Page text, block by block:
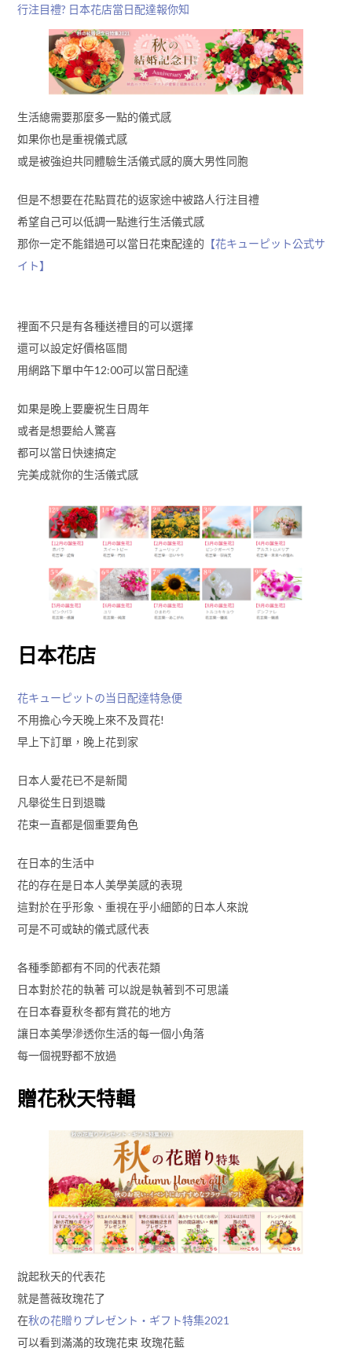
行注目禮? 日本花店當日配達報你知
生活總需要那麼多一點的儀式感
如果你也是重視儀式感
或是被強迫共同體驗生活儀式感的廣大男性同胞
但是不想要在花點買花的返家途中被路人行注目禮
希望自己可以低調一點進行生活儀式感
那你一定不能錯過可以當日花束配達的 【花キューピット公式サ
イト】
裡面不只是有各種送禮目的可以選擇
還可以設定好價格區間
用網路下單中午12:00可以當日配達
如果是晚上要慶祝生日周年
或者是想要給人驚喜
都可以當日快速搞定
完美成就你的生活儀式感
日本花店
花キューピットの当日配達特急便
不用擔心今天晚上來不及買花!
早上下訂單，晚上花到家
日本人愛花已不是新聞
凡舉從生日到退職
花束一直都是個重要角色
在日本的生活中
花的存在是日本人美學美感的表現
這對於在乎形象、重視在乎小細節的日本人來說
可是不可或缺的儀式感代表
各種季節都有不同的代表花類
日本對於花的執著 可以說是執著到不可思議
在日本春夏秋冬都有賞花的地方
讓日本美學滲透你生活的每一個小角落
每一個視野都不放過
贈花秋天特輯
說起秋天的代表花
就是薔薇玫瑰花了
在秋の花贈りプレゼント・ギフト特集2021
可以看到滿滿的玫瑰花束 玫瑰花藍